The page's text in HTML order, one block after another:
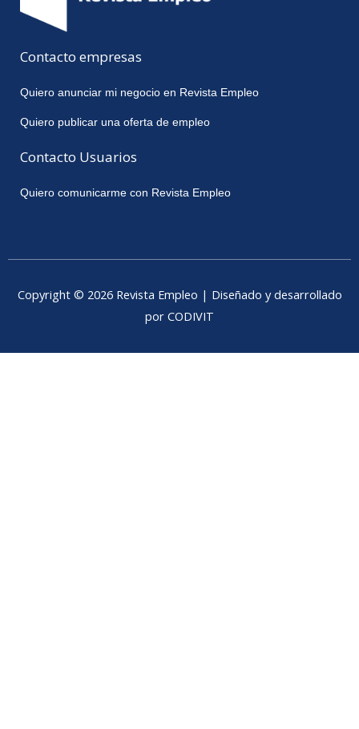
Contacto empresas
Quiero anunciar mi negocio en Revista Empleo
Quiero publicar una oferta de empleo
Contacto Usuarios
Quiero comunicarme con Revista Empleo
Copyright © 2026 Revista Empleo | Diseñado y desarrollado
por CODIVIT